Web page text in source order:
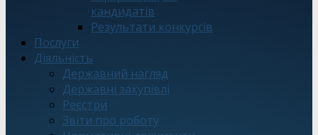
кандидатів
Результати конкурсів
Послуги
Діяльність
Державний нагляд
Державні закупівлі
Реєстри
Звіти про роботу